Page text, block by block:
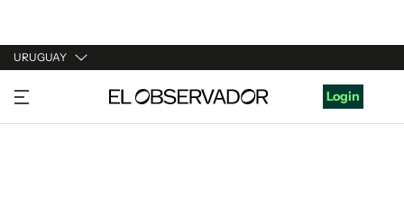
URUGUAY
URUGUAY
ARGENTINA
Login